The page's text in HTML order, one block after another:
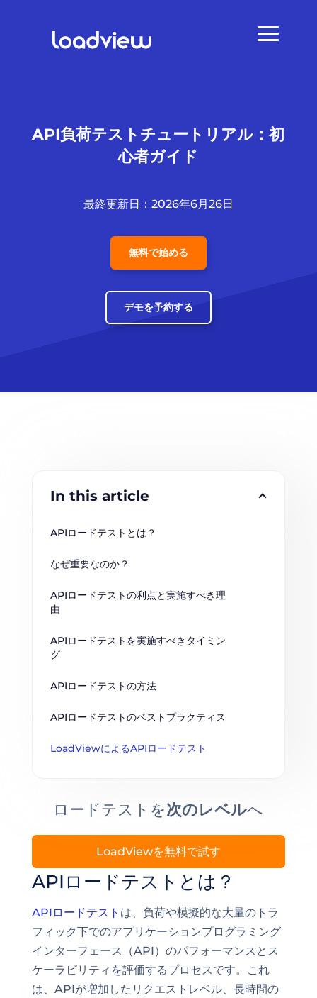
API負荷テストチュートリアル：初
心者ガイド
最終更新日：2026年6月26日
無料で始める
デモを予約する
APIロードテストとは？
APIロードテスト は、負荷や模擬的な大量のトラ
フィック下でのアプリケーションプログラミング
インターフェース（API）のパフォーマンスとス
ケーラビリティを評価するプロセスです。これ
は、APIが増加したリクエストレベル、長時間の
In this article
APIロードテストとは？
なぜ重要なのか？
APIロードテストの利点と実施すべき理
由
APIロードテストを実施すべきタイミン
グ
APIロードテストの方法
APIロードテストのベストプラクティス
LoadViewによるAPIロードテスト
ロードテストを次のレベルへ
LoadViewを無料で試す